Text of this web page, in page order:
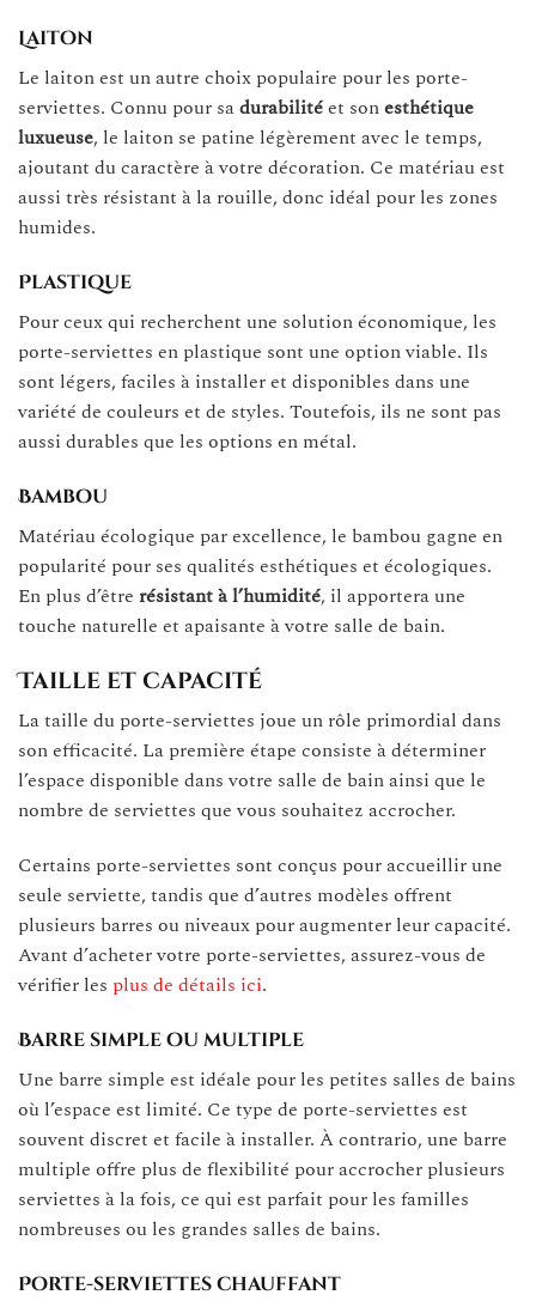
Laiton
Le laiton est un autre choix populaire pour les porte-
serviettes. Connu pour sadurabilitéet sonesthétique
luxueuse, le laiton se patine légèrement avec le temps,
ajoutant du caractère à votre décoration. Ce matériau est
aussi très résistant à la rouille, donc idéal pour les zones
humides.
Plastique
Pour ceux qui recherchent une solution économique, les
porte-serviettes en plastique sont une option viable. Ils
sont légers, faciles à installer et disponibles dans une
variété de couleurs et de styles. Toutefois, ils ne sont pas
aussi durables que les options en métal.
Bambou
Matériau écologique par excellence, le bambou gagne en
popularité pour ses qualités esthétiques et écologiques.
En plus d’être résistant à l’humidité, il apportera une
touche naturelle et apaisante à votre salle de bain.
Taille et capacité
La taille du porte-serviettes joue un rôle primordial dans
son efficacité. La première étape consiste à déterminer
l’espace disponible dans votre salle de bain ainsi que le
nombre de serviettes que vous souhaitez accrocher.
Certains porte-serviettes sont conçus pour accueillir une
seule serviette, tandis que d’autres modèles offrent
plusieurs barres ou niveaux pour augmenter leur capacité.
Avant d’acheter votre porte-serviettes, assurez-vous de
vérifier les plus de détails ici.
Barre simple ou multiple
Une barre simple est idéale pour les petites salles de bains
où l’espace est limité. Ce type de porte-serviettes est
souvent discret et facile à installer. À contrario, une barre
multiple offre plus de flexibilité pour accrocher plusieurs
serviettes à la fois, ce qui est parfait pour les familles
nombreuses ou les grandes salles de bains.
Porte-serviettes chauffant